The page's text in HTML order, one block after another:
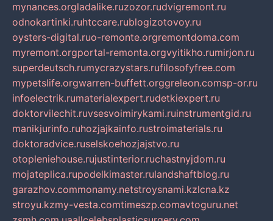
mynances.orgladalike.ruzozor.rudvigremont.ru
odnokartinki.ruhtccare.rublogizotovoy.ru
oysters-digital.ruo-remonte.orgremontdoma.com
myremont.orgportal-remonta.orgvyitikho.rumirjon.ru
superdeutsch.rumycrazystars.rufilosofyfree.com
mypetslife.orgwarren-buffett.orggreleon.comsp-or.ru
infoelectrik.rumaterialexpert.rudetkiexpert.ru
doktorvilechit.ruvsesvoimirykami.ruinstrumentgid.ru
manikjurinfo.ruhozjajkainfo.rustroimaterials.ru
doktoradvice.ruselskoehozjajstvo.ru
otopleniehouse.rujustinterior.ruchastnyjdom.ru
mojateplica.rupodelkimaster.rulandshaftblog.ru
garazhov.commonamy.netstroysnami.kzlcna.kz
stroyu.kzmy-vesta.comtimeszp.comavtoguru.net